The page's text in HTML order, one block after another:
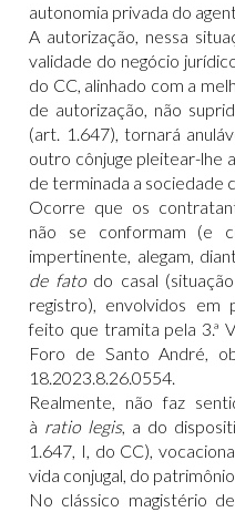
autonomia privada do
A autorização, nessa
validade do negócio
do CC, alinhado com a
de autorização, não
(art. 1.647), tornará
outro cônjuge pleitear-lhe
de terminada a sociedade
Ocorre que os
não se conformam (e
impertinente, alegam,
de fato do casal
registro), envolvidos em
feito que tramita pela 3.ª
Foro de Santo André,
18.2023.8.26.0554.
Realmente, não faz
à ratio legis, a do
1.647, I, do CC),
vida conjugal, do
No clássico magistério